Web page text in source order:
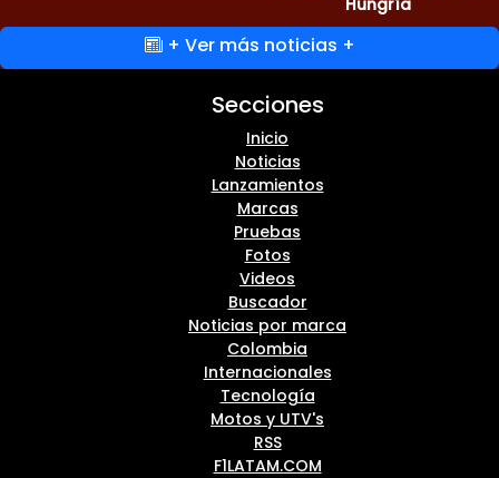
+ Ver más noticias +
Secciones
Inicio
Noticias
Lanzamientos
Marcas
Pruebas
Fotos
Videos
Buscador
Noticias por marca
Colombia
Internacionales
Tecnología
Motos y UTV's
RSS
F1LATAM.COM